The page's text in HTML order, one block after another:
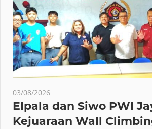
03/08/2026
Elpala dan Siwo PWI
Kejuaraan Wall